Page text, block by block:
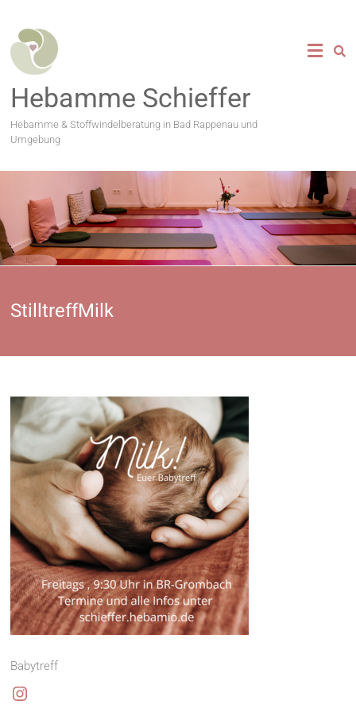
Inhalt
springen
Hebamme Schieffer
Hebamme & Stoffwindelberatung in Bad Rappenau und
Umgebung
StilltreffMilk
Babytreff